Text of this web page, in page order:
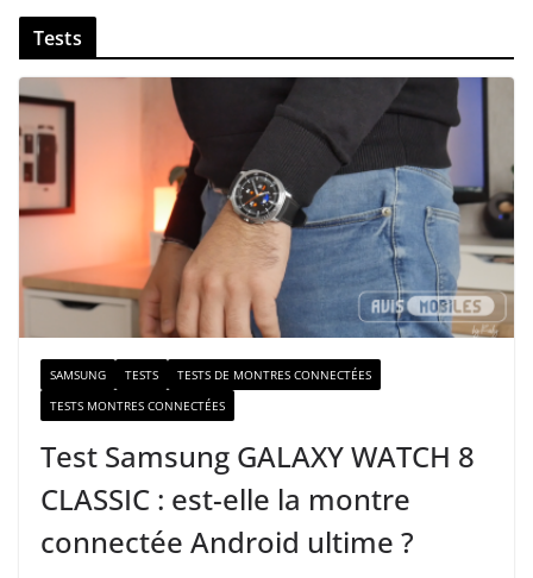
v
t
r
e
e
m
i
Tests
SAMSUNG TESTS
TESTS DE MONTRES CONNECTÉES
TESTS MONTRES CONNECTÉES
Test Samsung GALAXY WATCH 8
CLASSIC : est-elle la montre
connectée Android ultime ?